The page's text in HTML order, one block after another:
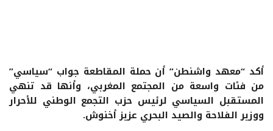
أكد “معهد واشنطن” أن حملة المقاطعة جواب “سياسي”
من فئات واسعة من المجتمع المغربي، وأنها قد تنهي
المستقبل السياسي لرئيس حزب التجمع الوطني للأحرار
ووزير الفلاحة والصيد البحري عزيز أخنوش.